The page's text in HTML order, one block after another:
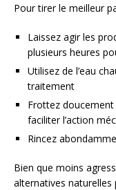
Pour tirer le meilleur
Laissez agir les
plusieurs heures
Utilisez de l’eau
traitement
Frottez
faciliter l’action
Rincez
Bien que moins
alternatives